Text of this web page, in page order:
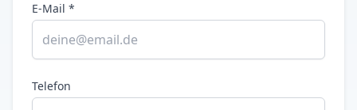
E-Mail *
Telefon